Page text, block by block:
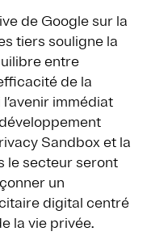
de Google sur la
tiers souligne la
entre
de la
immédiat
Sandbox et la
le secteur seront
un
digital centré
la vie privée.